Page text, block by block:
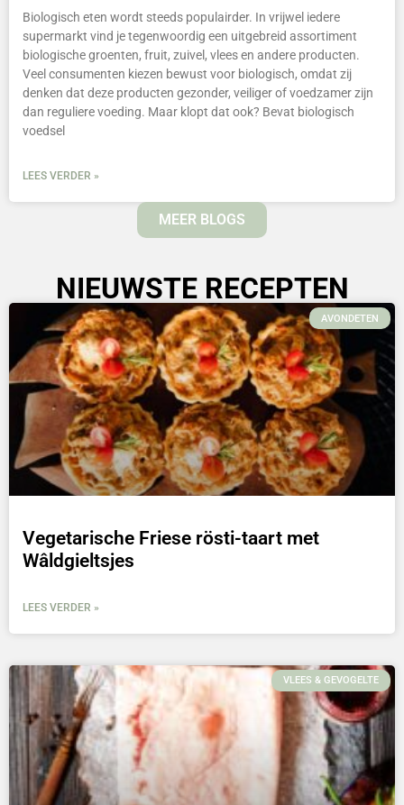
Biologisch eten wordt steeds populairder. In vrijwel iedere
supermarkt vind je tegenwoordig een uitgebreid assortiment
biologische groenten, fruit, zuivel, vlees en andere producten.
Veel consumenten kiezen bewust voor biologisch, omdat zij
denken dat deze producten gezonder, veiliger of voedzamer zijn
dan reguliere voeding. Maar klopt dat ook? Bevat biologisch
voedsel
LEES VERDER »
MEER BLOGS
NIEUWSTE RECEPTEN
AVONDETEN
Vegetarische Friese rösti-taart met
Wâldgieltsjes
LEES VERDER »
VLEES & GEVOGELTE